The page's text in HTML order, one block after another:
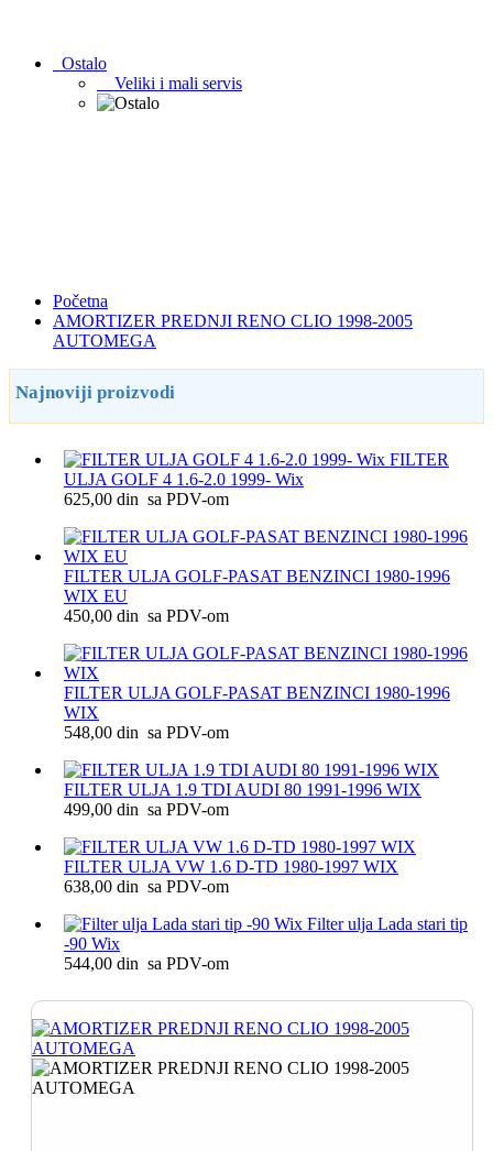
Ostalo
Veliki i mali servis
Početna
AMORTIZER PREDNJI RENO CLIO 1998-2005
AUTOMEGA
Najnoviji proizvodi
FILTER
ULJA GOLF 4 1.6-2.0 1999- Wix
625,00 din sa PDV-om
FILTER ULJA GOLF-PASAT BENZINCI 1980-1996
WIX EU
450,00 din sa PDV-om
FILTER ULJA GOLF-PASAT BENZINCI 1980-1996
WIX
548,00 din sa PDV-om
FILTER ULJA 1.9 TDI AUDI 80 1991-1996 WIX
499,00 din sa PDV-om
FILTER ULJA VW 1.6 D-TD 1980-1997 WIX
638,00 din sa PDV-om
Filter ulja Lada stari tip
-90 Wix
544,00 din sa PDV-om